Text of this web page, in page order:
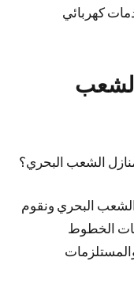
كهربائي
الشعب البحري؟
البحري ونقوم
الخطوط